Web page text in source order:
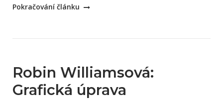
„Pravítko
obrazovce“
Pokračování článku
Robin Williamsová:
Grafická úprava